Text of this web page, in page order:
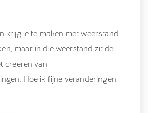
krijg je te maken met weerstand.
maar in die weerstand zit de
creëren van
Hoe ik fijne veranderingen